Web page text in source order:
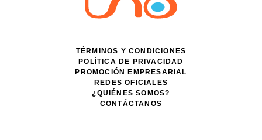
TÉRMINOS Y CONDICIONES
POLÍTICA DE PRIVACIDAD
PROMOCIÓN EMPRESARIAL
REDES OFICIALES
¿QUIÉNES SOMOS?
CONTÁCTANOS